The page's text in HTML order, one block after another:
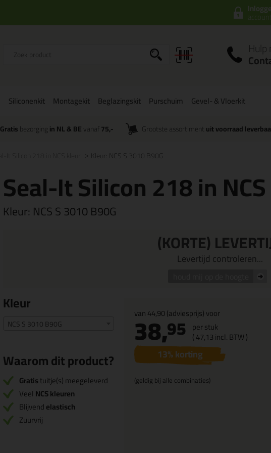
account
Siliconenkit Montagekit Beglazingskit Purschuim Gevel- & Vloerkit
Gratisbezorgingin NL & BEvanaf 75,- Grootste assortiment uit voorraad
Kleur: NCS S 3010 B90G
Seal-It Silicon 218 in
Kleur: NCS S 3010 B90G
(KORTE)
Levertijd controleren...
Kleur
NCS S 3010 B90G
Waarom dit product?
Gratistuitje(s) meegeleverd
Veel NCS kleuren
Blijvendelastisch
Zuurvrij
van44,90(adviesprijs) voor
38,95 per stuk
(47,13incl. BTW )
13% korting
(geldig bij alle combinaties)